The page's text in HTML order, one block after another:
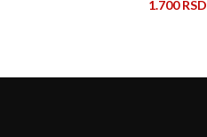
1.700RSD